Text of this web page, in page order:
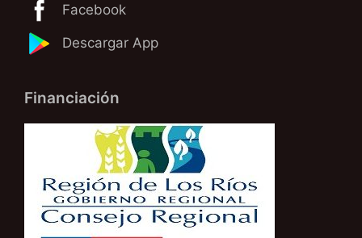
Facebook
Descargar App
Financiación